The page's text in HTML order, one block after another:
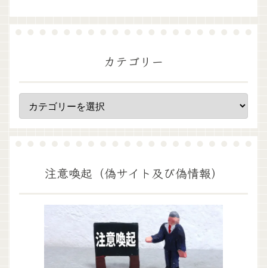
カテゴリー
注意喚起（偽サイト及び偽情報）